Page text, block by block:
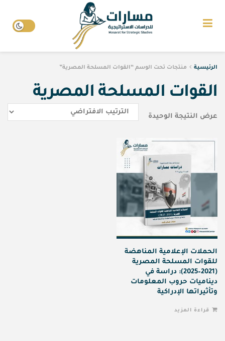
الرئيسية منتجات تحت الوسم “القوات المسلحة المصرية”
القوات المسلحة المصرية
عرض النتيجة الوحيدة
الحملات الإعلامية المناهضة
للقوات المسلحة المصرية
(2021–2025): دراسة في
ديناميات حروب المعلومات
وتأثيراتها الإدراكية
قراءة المزيد